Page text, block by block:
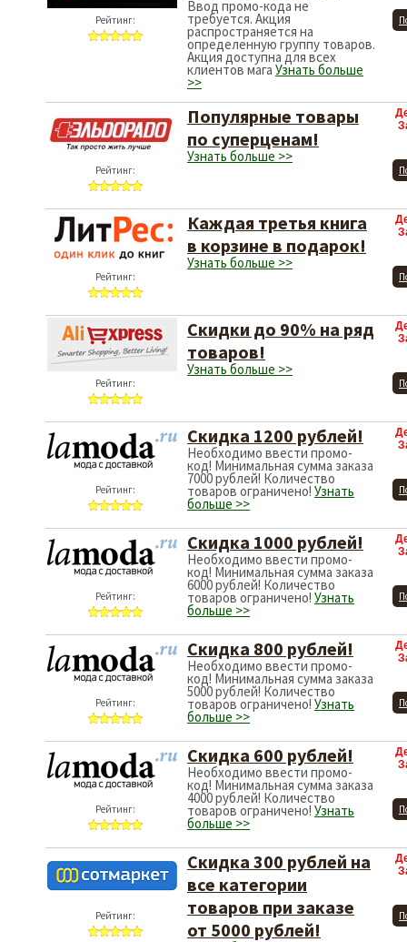
Рейтинг:
Ввод промо-кода не
требуется. Акция
распространяется на
определенную группу товаров.
Акция доступна для всех
клиентов мага Узнать больше
>>
Рейтинг:
Популярные товары
по суперценам!
Узнать больше >>
Рейтинг:
Каждая третья книга
в корзине в подарок!
Узнать больше >>
Рейтинг:
Скидки до 90% на ряд
товаров!
Узнать больше >>
Рейтинг:
Скидка 1200 рублей!
Необходимо ввести промо-
код! Минимальная сумма заказа
7000 рублей! Количество
товаров ограничено! Узнать
больше >>
Рейтинг:
Скидка 1000 рублей!
Необходимо ввести промо-
код! Минимальная сумма заказа
6000 рублей! Количество
товаров ограничено! Узнать
больше >>
Рейтинг:
Скидка 800 рублей!
Необходимо ввести промо-
код! Минимальная сумма заказа
5000 рублей! Количество
товаров ограничено! Узнать
больше >>
Рейтинг:
Скидка 600 рублей!
Необходимо ввести промо-
код! Минимальная сумма заказа
4000 рублей! Количество
товаров ограничено! Узнать
больше >>
Рейтинг:
Скидка 300 рублей на
все категории
товаров при заказе
от 5000 рублей!